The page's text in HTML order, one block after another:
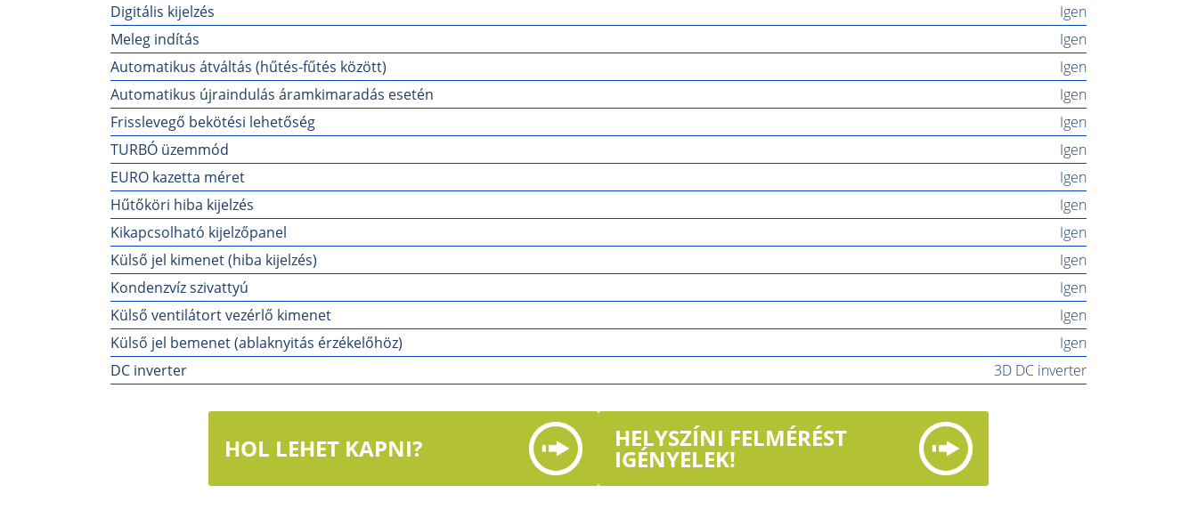
Digitális kijelzés
Igen
Meleg indítás
Igen
Automatikus átváltás (hűtés-fűtés között)
Igen
Automatikus újraindulás áramkimaradás esetén
Igen
Frisslevegő bekötési lehetőség
Igen
TURBÓ üzemmód
Igen
EURO kazetta méret
Igen
Hűtőköri hiba kijelzés
Igen
Kikapcsolható kijelzőpanel
Igen
Külső jel kimenet (hiba kijelzés)
Igen
Kondenzvíz szivattyú
Igen
Külső ventilátort vezérlő kimenet
Igen
Külső jel bemenet (ablaknyitás érzékelőhöz)
Igen
DC inverter
3D DC inverter
HOL LEHET KAPNI? HELYSZÍNI FELMÉRÉST
IGÉNYELEK!